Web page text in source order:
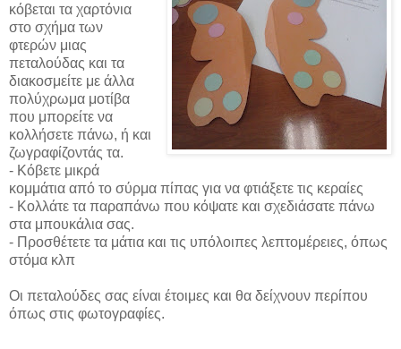
κόβεται τα χαρτόνια
στο σχήμα των
φτερών μιας
πεταλούδας και τα
διακοσμείτε με άλλα
πολύχρωμα μοτίβα
που μπορείτε να
κολλήσετε πάνω, ή και
ζωγραφίζοντάς τα.
- Κόβετε μικρά
κομμάτια από το σύρμα πίπας για να φτιάξετε τις κεραίες
- Κολλάτε τα παραπάνω που κόψατε και σχεδιάσατε πάνω
στα μπουκάλια σας.
- Προσθέτετε τα μάτια και τις υπόλοιπες λεπτομέρειες, όπως
στόμα κλπ
Οι πεταλούδες σας είναι έτοιμες και θα δείχνουν περίπου
όπως στις φωτογραφίες.